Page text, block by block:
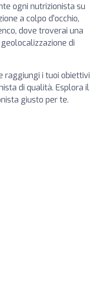
ogni nutrizionista su
a colpo d'occhio,
dove troverai una
di
raggiungi i tuoi obiettivi
di qualità. Esplora il
giusto per te.